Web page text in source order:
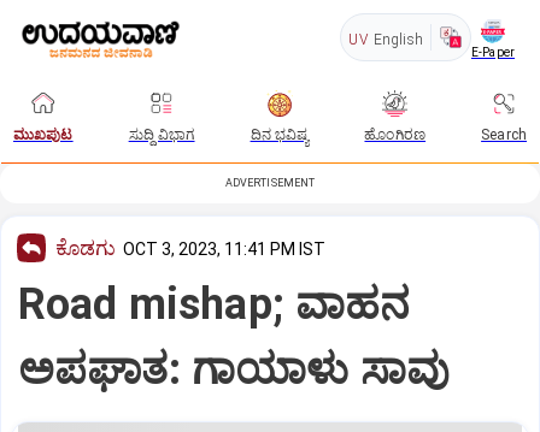
UV English
E-Paper
ಮುಖಪುಟ ಸುದ್ದಿ ವಿಭಾಗ ದಿನ ಭವಿಷ್ಯ ಹೊಂಗಿರಣ Search
ADVERTISEMENT
ಕೊಡಗು OCT 3, 2023, 11:41 PM IST
Road mishap; ವಾಹನ
ಅಪಘಾತ: ಗಾಯಾಳು ಸಾವು